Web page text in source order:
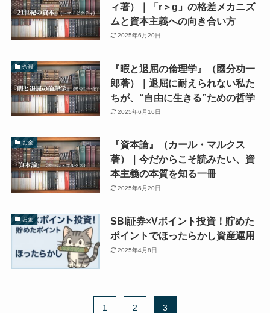
ィ著）｜「r＞g」の格差メカニズ
ムと資本主義への向き合い方
2025年6月20日
余暇
『暇と退屈の倫理学』（國分功一
郎著）｜退屈に耐えられない私た
ちが、“自由に生きる”ための哲学
2025年6月16日
お金
『資本論』（カール・マルクス
著）｜今だからこそ読みたい、資
本主義の本質を知る一冊
2025年6月20日
お金
SBI証券×Vポイント投資！貯めた
ポイントでほったらかし資産運用
2025年4月8日
1 2 3